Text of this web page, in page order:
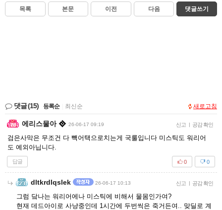
목록 본문 이전 다음 댓글쓰기
댓글(15) 등록순 최신순 새로고침
에리스물아 26-06-17 09:19 신고 | 공감 확인
검은사막은 무조건 다 빽어택으로치는게 국룰입니다 미스틱도 워리어
도 예외아닙니다.
답글 0
0
dltkrdlqslek 26-06-17 10:13 신고 | 공감 확인
그럼 닼나는 워리어에나 미스틱에 비해서 물몸인가여?
현재 데드아이로 사냥중인데 1시간에 두번씩은 죽거든여.. 맞딜로 계